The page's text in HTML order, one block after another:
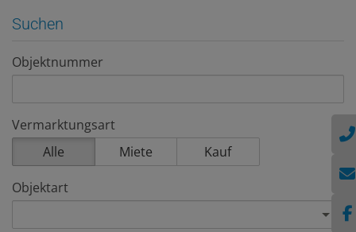
Suchen
Objektnummer
Vermarktungsart
Alle
Miete Kauf
Objektart